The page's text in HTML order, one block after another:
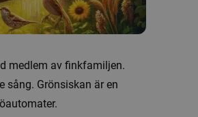
medlem av finkfamiljen.
Grönsiskan är en